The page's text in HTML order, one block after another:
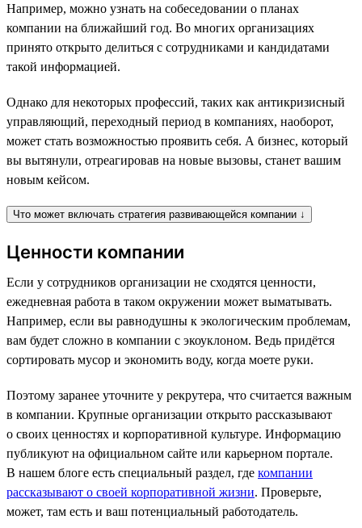
Например, можно узнать на собеседовании о планах
компании на ближайший год. Во многих организациях
принято открыто делиться с сотрудниками и кандидатами
такой информацией.
Однако для некоторых профессий, таких как антикризисный
управляющий, переходный период в компаниях, наоборот,
может стать возможностью проявить себя. А бизнес, который
вы вытянули, отреагировав на новые вызовы, станет вашим
новым кейсом.
Что может включать стратегия развивающейся компании ↓
Ценности компании
Если у сотрудников организации не сходятся ценности,
ежедневная работа в таком окружении может выматывать.
Например, если вы равнодушны к экологическим проблемам,
вам будет сложно в компании с экоуклоном. Ведь придётся
сортировать мусор и экономить воду, когда моете руки.
Поэтому заранее уточните у рекрутера, что считается важным
в компании. Крупные организации открыто рассказывают
о своих ценностях и корпоративной культуре. Информацию
публикуют на официальном сайте или карьерном портале.
В нашем блоге есть специальный раздел, где компании
рассказывают о своей корпоративной жизни. Проверьте,
может, там есть и ваш потенциальный работодатель.